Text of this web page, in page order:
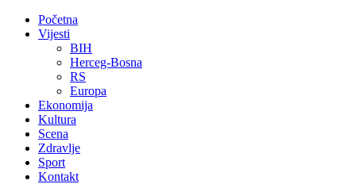
Početna
Vijesti
BIH
Herceg-Bosna
RS
Europa
Ekonomija
Kultura
Scena
Zdravlje
Sport
Kontakt